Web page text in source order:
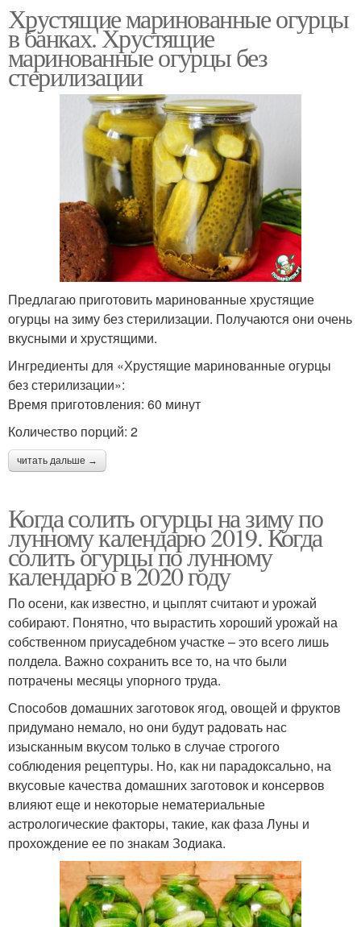
Хрустящие маринованные огурцы
в банках. Хрустящие
маринованные огурцы без
стерилизации
Предлагаю приготовить маринованные хрустящие
огурцы на зиму без стерилизации. Получаются они очень
вкусными и хрустящими.
Ингредиенты для «Хрустящие маринованные огурцы
без стерилизации»:
Время приготовления: 60 минут
Количество порций: 2
читать дальше →
Когда солить огурцы на зиму по
лунному календарю 2019. Когда
солить огурцы по лунному
календарю в 2020 году
По осени, как известно, и цыплят считают и урожай
собирают. Понятно, что вырастить хороший урожай на
собственном приусадебном участке – это всего лишь
полдела. Важно сохранить все то, на что были
потрачены месяцы упорного труда.
Способов домашних заготовок ягод, овощей и фруктов
придумано немало, но они будут радовать нас
изысканным вкусом только в случае строгого
соблюдения рецептуры. Но, как ни парадоксально, на
вкусовые качества домашних заготовок и консервов
влияют еще и некоторые нематериальные
астрологические факторы, такие, как фаза Луны и
прохождение ее по знакам Зодиака.